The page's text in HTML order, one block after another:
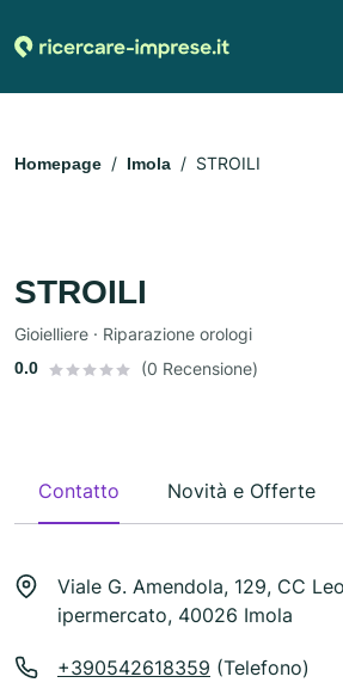
Homepage Imola STROILI
STROILI
Gioielliere · Riparazione orologi
0.0 (0 Recensione)
Contatto Novità e Offerte
Viale G. Amendola, 129, CC
ipermercato, 40026 Imola
+390542618359 (Telefono)